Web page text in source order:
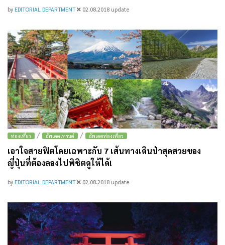
by EDITORIAL DEPARTMENT 02.08.2018 update
ท่องเที่ยว / อัพเดตเทรนด์ / อัพเดตท่องเที่ยว
เอาใจสายฟิตโดยเฉพาะกับ 7 เส้นทางเดินป่าสุดสวยของ
ญี่ปุ่นที่ต้องลองไปพิชิตดูให้ได้!
by EDITORIAL DEPARTMENT 02.08.2018 update